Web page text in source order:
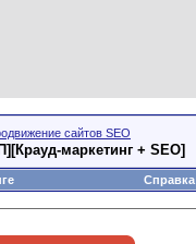
сайтов SEO
маркетинг + SEO]
Справка